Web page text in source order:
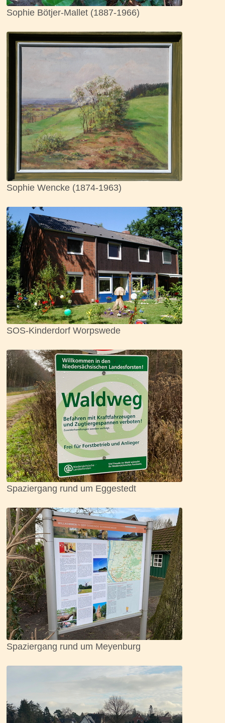
Sophie Bötjer-Mallet (1887-1966)
Sophie Wencke (1874-1963)
SOS-Kinderdorf Worpswede
Spaziergang rund um Eggestedt
Spaziergang rund um Meyenburg